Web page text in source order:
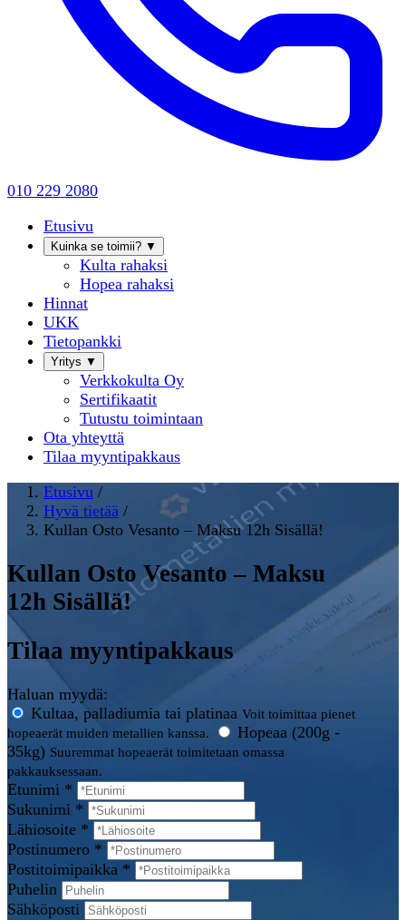
010 229 2080
Etusivu
Kuinka se toimii? ▼
Kulta rahaksi
Hopea rahaksi
Hinnat
UKK
Tietopankki
Yritys ▼
Verkkokulta Oy
Sertifikaatit
Tutustu toimintaan
Ota yhteyttä
Tilaa myyntipakkaus
Etusivu /
Hyvä tietää /
Kullan Osto Vesanto – Maksu 12h Sisällä!
Kullan Osto Vesanto – Maksu
12h Sisällä!
Tilaa myyntipakkaus
Haluan myydä:
Kultaa, palladiumia tai platinaa Voit toimittaa pienet
hopeaerät muiden metallien kanssa.
Hopeaa (200g -
35kg) Suuremmat hopeaerät toimitetaan omassa
pakkauksessaan.
Etunimi *
Sukunimi *
Lähiosoite *
Postinumero *
Postitoimipaikka *
Puhelin
Sähköposti